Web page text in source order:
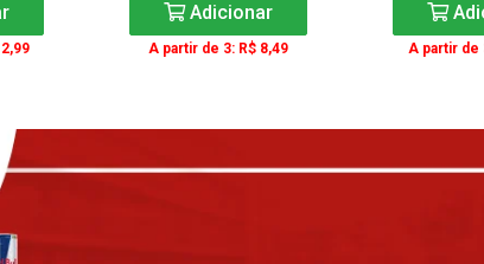
Adicionar
A partir de 3: R$ 8,49 A partir de